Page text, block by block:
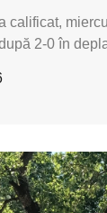
calificat,
2-0 în